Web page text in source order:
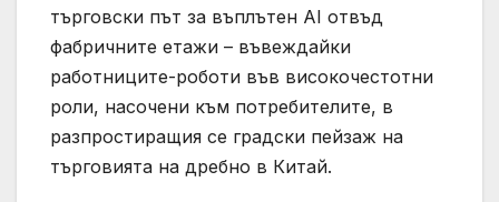
търговски път за въплътен AI отвъд
фабричните етажи – въвеждайки
работниците-роботи във високочестотни
роли, насочени към потребителите, в
разпростиращия се градски пейзаж на
търговията на дребно в Китай.